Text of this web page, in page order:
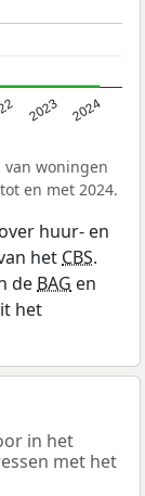
2023 2024
woningen
en met 2024.
huur- en
het CBS.
de BAG en
het
in het
met het